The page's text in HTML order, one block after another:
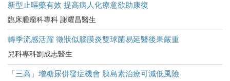
新型止嘔藥有效 提高病人化療意欲助康復
臨床腫瘤科專科 謝耀昌醫生
轉季流感活躍 徵狀似腦膜炎雙球菌易延醫後果嚴重
兒科專科劉成志醫生
「三高」增糖尿併發症機會 胰島素治療可減低風險